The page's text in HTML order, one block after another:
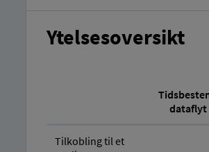
Ytelsesoversikt
dataflyt
Tilkobling til et